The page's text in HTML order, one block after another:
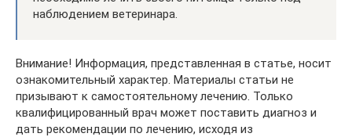
наблюдением ветеринара.
Внимание! Информация, представленная в статье, носит
ознакомительный характер. Материалы статьи не
призывают к самостоятельному лечению. Только
квалифицированный врач может поставить диагноз и
дать рекомендации по лечению, исходя из